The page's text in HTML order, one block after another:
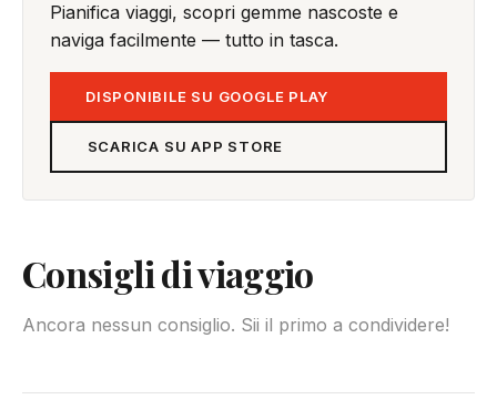
Pianifica viaggi, scopri gemme nascoste e
naviga facilmente — tutto in tasca.
DISPONIBILE SU GOOGLE PLAY
SCARICA SU APP STORE
Consigli di viaggio
Ancora nessun consiglio. Sii il primo a condividere!